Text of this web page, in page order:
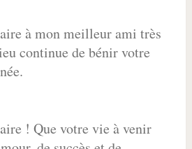
à mon meilleur ami très
continue de bénir votre
! Que votre vie à venir